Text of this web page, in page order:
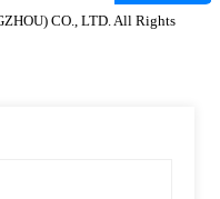
CO., LTD. All Rights